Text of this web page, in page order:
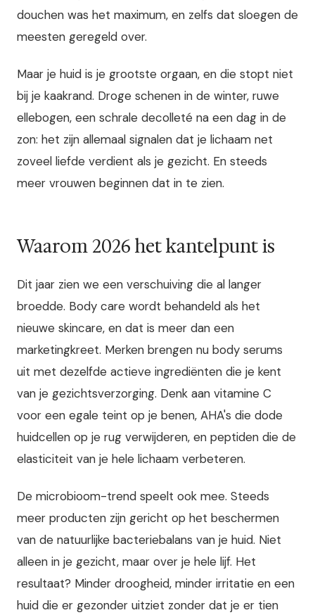
douchen was het maximum, en zelfs dat sloegen de
meesten geregeld over.
Maar je huid is je grootste orgaan, en die stopt niet
bij je kaakrand. Droge schenen in de winter, ruwe
ellebogen, een schrale decolleté na een dag in de
zon: het zijn allemaal signalen dat je lichaam net
zoveel liefde verdient als je gezicht. En steeds
meer vrouwen beginnen dat in te zien.
Waarom 2026 het kantelpunt is
Dit jaar zien we een verschuiving die al langer
broedde. Body care wordt behandeld als het
nieuwe skincare, en dat is meer dan een
marketingkreet. Merken brengen nu body serums
uit met dezelfde actieve ingrediënten die je kent
van je gezichtsverzorging. Denk aan vitamine C
voor een egale teint op je benen, AHA's die dode
huidcellen op je rug verwijderen, en peptiden die de
elasticiteit van je hele lichaam verbeteren.
De microbioom-trend speelt ook mee. Steeds
meer producten zijn gericht op het beschermen
van de natuurlijke bacteriebalans van je huid. Niet
alleen in je gezicht, maar over je hele lijf. Het
resultaat? Minder droogheid, minder irritatie en een
huid die er gezonder uitziet zonder dat je er tien